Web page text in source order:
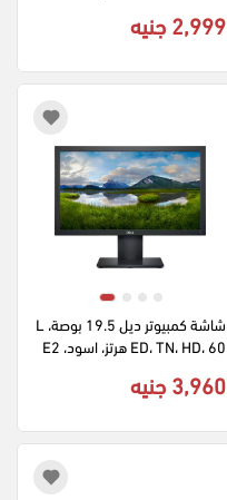
2,999 جنيه
شاشة كمبيوتر ديل 19.5 بوصة، L
ED، TN، HD، 60 هرتز، اسود، E2
3,960 جنيه